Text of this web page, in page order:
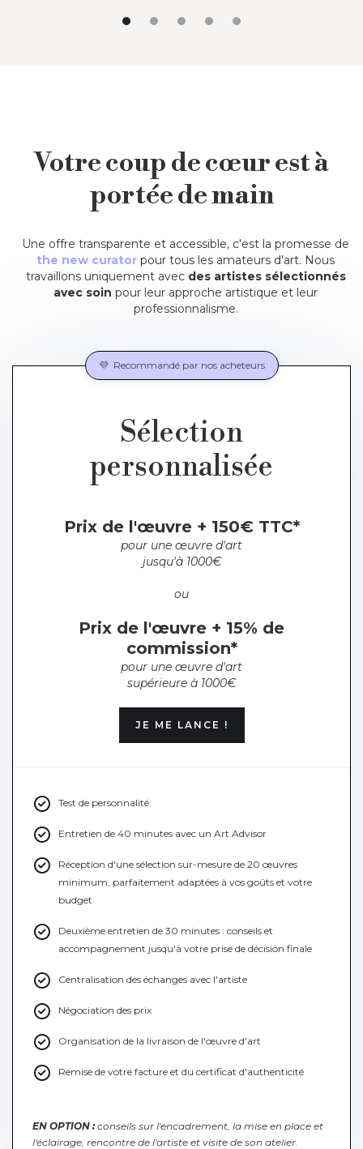
Votre coup de cœur est à
portée de main
Une offre transparente et accessible, c'est la promesse de
the new curator pour tous les amateurs d'art. Nous
travaillons uniquement avec des artistes sélectionnés
avec soin pour leur approche artistique et leur
professionnalisme.
Sélection
personnalisée
Prix de l'œuvre + 150€ TTC*
pour une œuvre d'art
jusqu'à 1000€
ou
Prix de l'œuvre + 15% de
commission*
pour une œuvre d'art
supérieure à 1000€
JE ME LANCE !
Test de personnalité
Entretien de 40 minutes avec un Art Advisor
Réception d'une sélection sur-mesure de 20 œuvres
minimum, parfaitement adaptées à vos goûts et votre
budget
Deuxième entretien de 30 minutes : conseils et
accompagnement jusqu'à votre prise de décision finale
Centralisation des échanges avec l'artiste
Négociation des prix
Organisation de la livraison de l'œuvre d'art
Remise de votre facture et du certificat d'authenticité
EN OPTION :conseils sur l'encadrement, la mise en place et
l'éclairage, rencontre de l'artiste et visite de son atelier.
💜 Recommandé par nos acheteurs